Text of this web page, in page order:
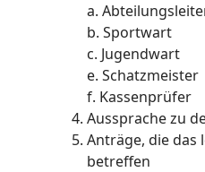
a.
b. Sportwart
c. Jugendwart
e. Schatzmeister
f. Kassenprüfer
Aussprache zu
Anträge, die das
betreffen